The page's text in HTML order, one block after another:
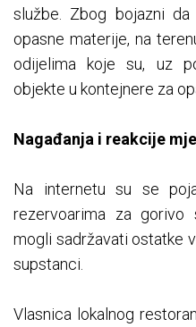
službe. Zbog bojazni
opasne materije, na
odijelima koje su, uz
objekte u kontejnere za
Nagađanja i reakcije
Na internetu su se
rezervoarima za
mogli sadržavati ostatke
supstanci.
Vlasnica lokalnog